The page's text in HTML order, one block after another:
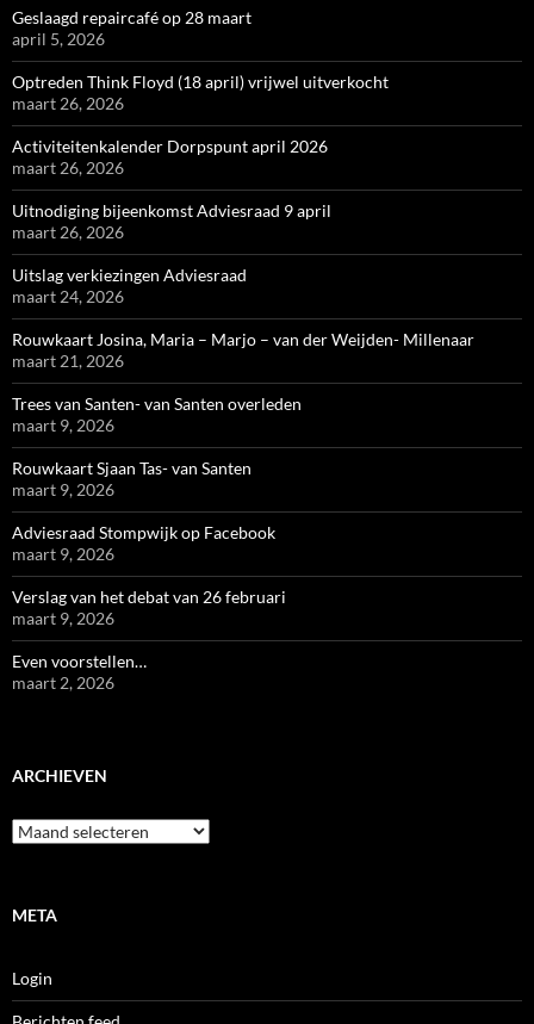
Geslaagd repaircafé op 28 maart
april 5, 2026
Optreden Think Floyd (18 april) vrijwel uitverkocht
maart 26, 2026
Activiteitenkalender Dorpspunt april 2026
maart 26, 2026
Uitnodiging bijeenkomst Adviesraad 9 april
maart 26, 2026
Uitslag verkiezingen Adviesraad
maart 24, 2026
Rouwkaart Josina, Maria – Marjo – van der Weijden- Millenaar
maart 21, 2026
Trees van Santen- van Santen overleden
maart 9, 2026
Rouwkaart Sjaan Tas- van Santen
maart 9, 2026
Adviesraad Stompwijk op Facebook
maart 9, 2026
Verslag van het debat van 26 februari
maart 9, 2026
Even voorstellen…
maart 2, 2026
ARCHIEVEN
Archieven
META
Login